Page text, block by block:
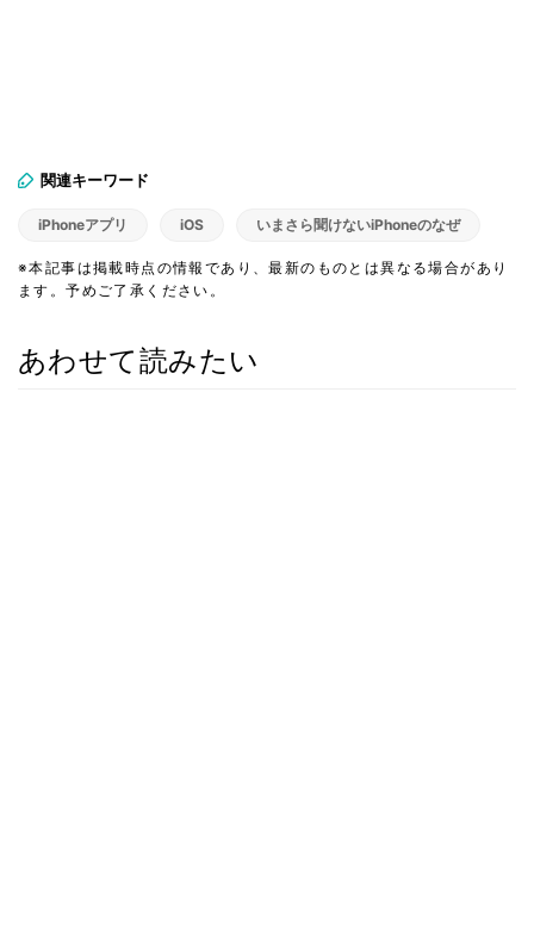
関連キーワード
iPhoneアプリ iOS いまさら聞けないiPhoneのなぜ
※本記事は掲載時点の情報であり、最新のものとは異なる場合があり
ます。予めご了承ください。
あわせて読みたい